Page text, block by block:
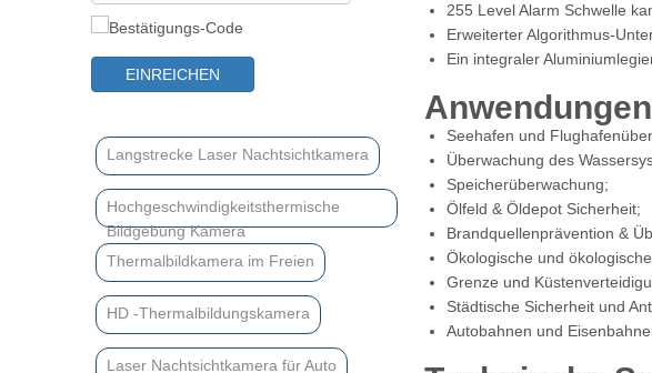
EINREICHEN
Langstrecke Laser Nachtsichtkamera
Hochgeschwindigkeitsthermische
Bildgebung Kamera
Thermalbildkamera im Freien
HD -Thermalbildungskamera
Laser Nachtsichtkamera für Auto
255 Level Alarm Schwelle
Erweiterter Algorithmus-
Ein integraler
Seehafen und
Überwachung des
Speicherüberwachung;
Ölfeld & Öldepot Sicherheit;
Brandquellenprävention &
Ökologische und
Grenze und
Städtische Sicherheit und
Autobahnen und